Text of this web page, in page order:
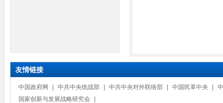
友情链接
中国政府网 中共中央统战部 中共中央对外联络部 中国民革中央
国家创新与发展战略研究会